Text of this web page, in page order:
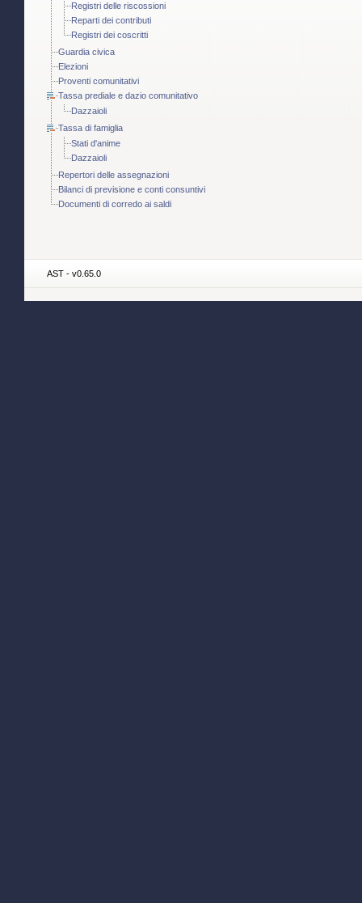
Registri delle riscossioni
Reparti dei contributi
Registri dei coscritti
Guardia civica
Elezioni
Proventi comunitativi
Tassa prediale e dazio comunitativo
Dazzaioli
Tassa di famiglia
Stati d'anime
Dazzaioli
Repertori delle assegnazioni
Bilanci di previsione e conti consuntivi
Documenti di corredo ai saldi
AST - v0.65.0